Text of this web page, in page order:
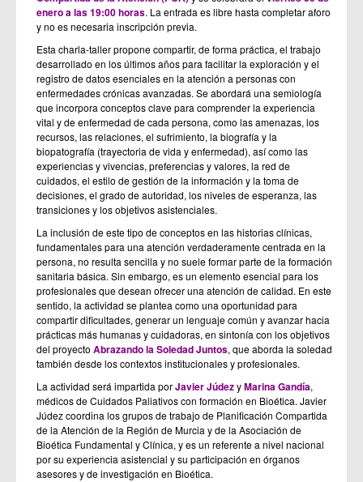
enero a las 19:00 horas. La entrada es libre hasta completar aforo
y no es necesaria inscripción previa.
Esta charla-taller propone compartir, de forma práctica, el trabajo
desarrollado en los últimos años para facilitar la exploración y el
registro de datos esenciales en la atención a personas con
enfermedades crónicas avanzadas. Se abordará una semiología
que incorpora conceptos clave para comprender la experiencia
vital y de enfermedad de cada persona, como las amenazas, los
recursos, las relaciones, el sufrimiento, la biografía y la
biopatografía (trayectoria de vida y enfermedad), así como las
experiencias y vivencias, preferencias y valores, la red de
cuidados, el estilo de gestión de la información y la toma de
decisiones, el grado de autoridad, los niveles de esperanza, las
transiciones y los objetivos asistenciales.
La inclusión de este tipo de conceptos en las historias clínicas,
fundamentales para una atención verdaderamente centrada en la
persona, no resulta sencilla y no suele formar parte de la formación
sanitaria básica. Sin embargo, es un elemento esencial para los
profesionales que desean ofrecer una atención de calidad. En este
sentido, la actividad se plantea como una oportunidad para
compartir dificultades, generar un lenguaje común y avanzar hacia
prácticas más humanas y cuidadoras, en sintonía con los objetivos
del proyecto Abrazando la Soledad Juntos, que aborda la soledad
también desde los contextos institucionales y profesionales.
La actividad será impartida porJavier JúdezyMarina Gandía,
médicos de Cuidados Paliativos con formación en Bioética. Javier
Júdez coordina los grupos de trabajo de Planificación Compartida
de la Atención de la Región de Murcia y de la Asociación de
Bioética Fundamental y Clínica, y es un referente a nivel nacional
por su experiencia asistencial y su participación en órganos
asesores y de investigación en Bioética.